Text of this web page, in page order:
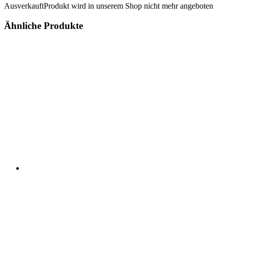
AusverkauftProdukt wird in unserem Shop nicht mehr angeboten
Ähnliche Produkte